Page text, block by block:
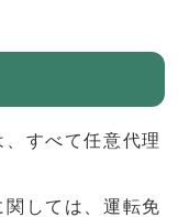
、すべて任意代理
しては、運転免